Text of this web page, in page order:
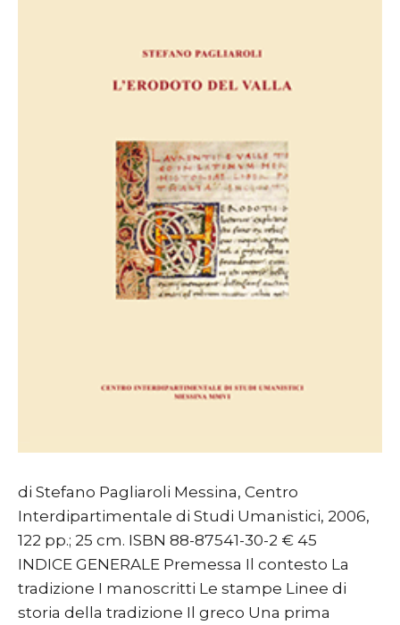
di Stefano Pagliaroli Messina, Centro
Interdipartimentale di Studi Umanistici, 2006,
122 pp.; 25 cm. ISBN 88-87541-30-2 € 45
INDICE GENERALE Premessa Il contesto La
tradizione I manoscritti Le stampe Linee di
storia della tradizione Il greco Una prima